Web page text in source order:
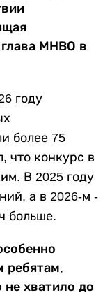
МНВО в
году
более 75
что конкурс в
В 2025 году
а в 2026-м -
больше.
ребятам,
хватило до